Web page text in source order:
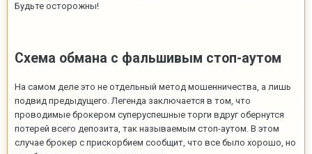
Будьте осторожны!
Схема обмана с фальшивым стоп-аутом
На самом деле это не отдельный метод мошенничества, а лишь
подвид предыдущего. Легенда заключается в том, что
проводимые брокером суперуспешные торги вдруг обернутся
потерей всего депозита, так называемым стоп-аутом. В этом
случае брокер с прискорбием сообщит, что все было хорошо, но